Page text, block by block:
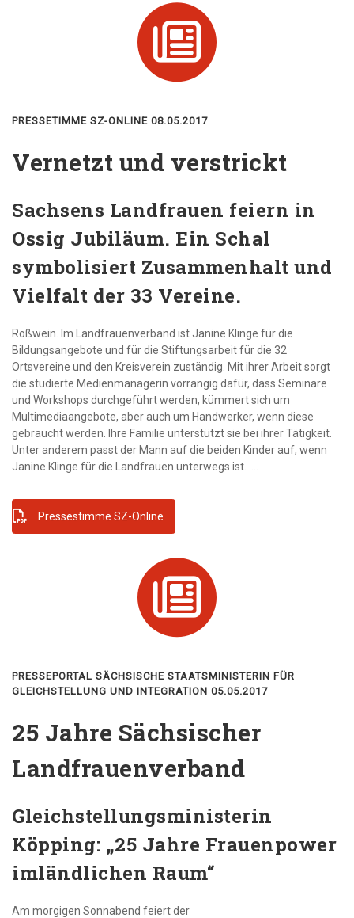
PRESSETIMME SZ-ONLINE 08.05.2017
Vernetzt und verstrickt
Sachsens Landfrauen feiern in
Ossig Jubiläum. Ein Schal
symbolisiert Zusammenhalt und
Vielfalt der 33 Vereine.
Roßwein.
Im Landfrauenverband ist Janine Klinge für die
Bildungsangebote und für die Stiftungsarbeit für die 32
Ortsvereine und den Kreisverein zuständig. Mit ihrer Arbeit sorgt
die studierte Medienmanagerin vorrangig dafür, dass Seminare
und Workshops durchgeführt werden, kümmert sich um
Multimediaangebote, aber auch um Handwerker, wenn diese
gebraucht werden. Ihre Familie unterstützt sie bei ihrer Tätigkeit.
Unter anderem passt der Mann auf die beiden Kinder auf, wenn
Janine Klinge für die Landfrauen unterwegs ist. ...
Pressestimme SZ-Online
PRESSEPORTAL SÄCHSISCHE STAATSMINISTERIN FÜR
GLEICHSTELLUNG UND INTEGRATION 05.05.2017
25 Jahre Sächsischer
Landfrauenverband
Gleichstellungsministerin
Köpping: „25 Jahre Frauenpower
imländlichen Raum“
Am morgigen Sonnabend feiert der